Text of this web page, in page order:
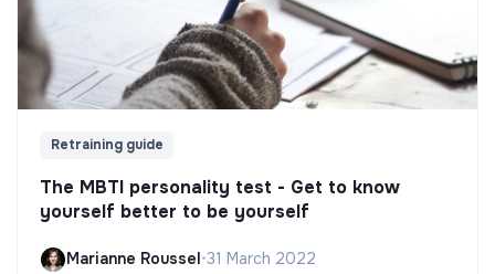
Retraining guide
The MBTI personality test - Get to know
yourself better to be yourself
Marianne Roussel•31 March 2022